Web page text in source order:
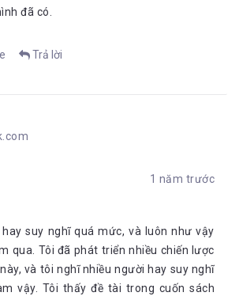
đã có.
Trả lời
1 năm trước
suy nghĩ quá mức, và luôn như vậy
qua. Tôi đã phát triển nhiều chiến lược
và tôi nghĩ nhiều người hay suy nghĩ
vậy. Tôi thấy đề tài trong cuốn sách